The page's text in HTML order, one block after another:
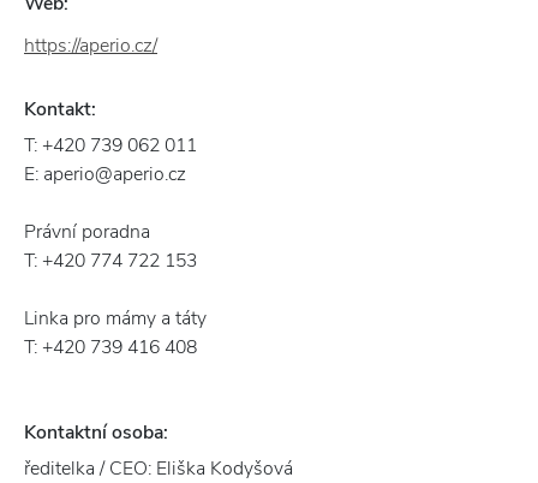
https://aperio.cz/
Kontakt:
T: +420 739 062 011
E: aperio@aperio.cz
Právní poradna
T: +420 774 722 153
Linka pro mámy a táty
T: +420 739 416 408
Kontaktní osoba:
ředitelka / CEO: Eliška Kodyšová